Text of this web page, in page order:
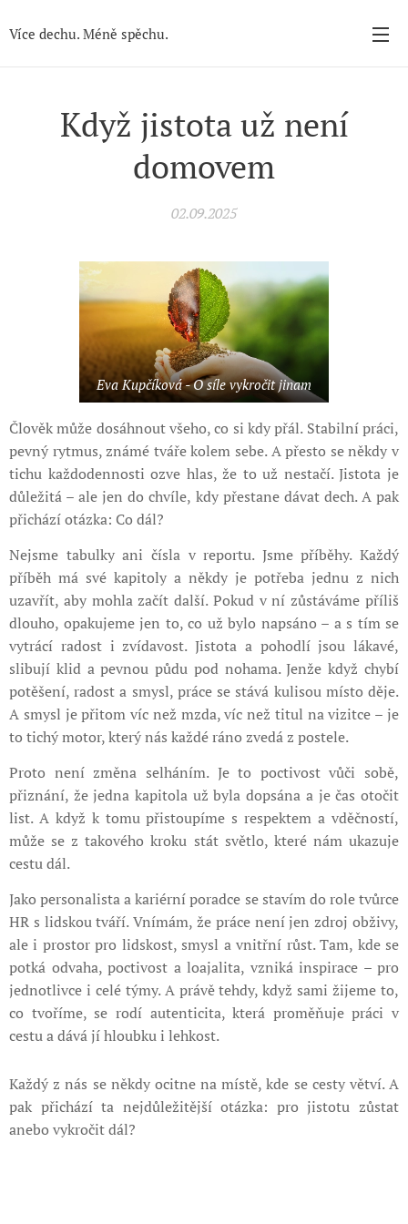
Více dechu. Méně spěchu.
Když jistota už není
domovem
02.09.2025
Eva Kupčíková - O síle vykročit jinam
Člověk může dosáhnout všeho, co si kdy přál. Stabilní práci,
pevný rytmus, známé tváře kolem sebe. A přesto se někdy v
tichu každodennosti ozve hlas, že to už nestačí. Jistota je
důležitá – ale jen do chvíle, kdy přestane dávat dech. A pak
přichází otázka: Co dál?
Nejsme tabulky ani čísla v reportu. Jsme příběhy. Každý
příběh má své kapitoly a někdy je potřeba jednu z nich
uzavřít, aby mohla začít další. Pokud v ní zůstáváme příliš
dlouho, opakujeme jen to, co už bylo napsáno – a s tím se
vytrácí radost i zvídavost. Jistota a pohodlí jsou lákavé,
slibují klid a pevnou půdu pod nohama. Jenže když chybí
potěšení, radost a smysl, práce se stává kulisou místo děje.
A smysl je přitom víc než mzda, víc než titul na vizitce – je
to tichý motor, který nás každé ráno zvedá z postele.
Proto není změna selháním. Je to poctivost vůči sobě,
přiznání, že jedna kapitola už byla dopsána a je čas otočit
list. A když k tomu přistoupíme s respektem a vděčností,
může se z takového kroku stát světlo, které nám ukazuje
cestu dál.
Jako personalista a kariérní poradce se stavím do role tvůrce
HR s lidskou tváří. Vnímám, že práce není jen zdroj obživy,
ale i prostor pro lidskost, smysl a vnitřní růst. Tam, kde se
potká odvaha, poctivost a loajalita, vzniká inspirace – pro
jednotlivce i celé týmy. A právě tehdy, když sami žijeme to,
co tvoříme, se rodí autenticita, která proměňuje práci v
cestu a dává jí hloubku i lehkost.
Každý z nás se někdy ocitne na místě, kde se cesty větví. A
pak přichází ta nejdůležitější otázka: pro jistotu zůstat
anebo vykročit dál?